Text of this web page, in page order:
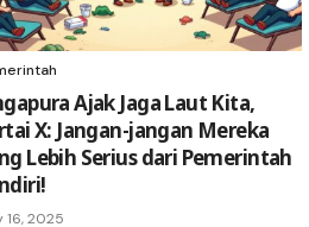
Ajak Jaga Laut Kita,
X: Jangan-jangan Mereka
Lebih Serius dari Pemerintah
16, 2025